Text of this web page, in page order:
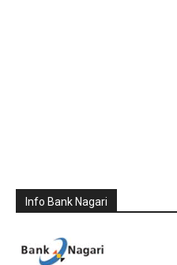
Info Bank Nagari